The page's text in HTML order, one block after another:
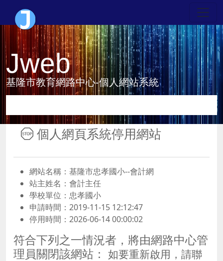
Jweb
基隆市教育網路中心-個人網站系統
個人網頁系統停用網站
網站名稱：基隆市忠孝國小--會計網
站主姓名：會計主任
學校單位：忠孝國小
申請時間：2019-11-15 12:12:47
停用時間：2026-06-14 00:00:02
符合下列之一情況者，將由網路中心管
理員關閉該網站： 如要重新啟用，請聯